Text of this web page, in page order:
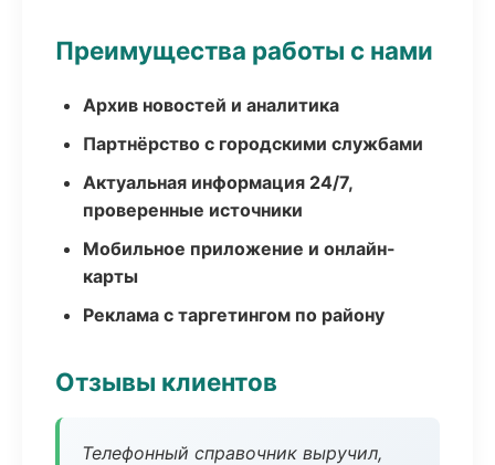
Преимущества работы с нами
Архив новостей и аналитика
Партнёрство с городскими службами
Актуальная информация 24/7,
проверенные источники
Мобильное приложение и онлайн-
карты
Реклама с таргетингом по району
Отзывы клиентов
Телефонный справочник выручил,